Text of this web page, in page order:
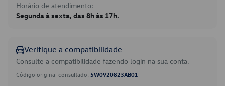
Horário de atendimento:
Segunda à sexta, das 8h às 17h.
Verifique a compatibilidade
Consulte a compatibilidade fazendo login na sua conta.
Código original consultado: 5W0920823AB01